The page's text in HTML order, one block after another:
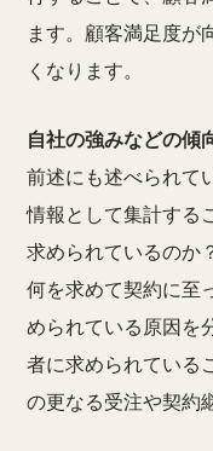
ます。顧客満足度が
くなります。
自社の強みなどの傾
前述にも述べられて
情報として集計する
求められているのか
何を求めて契約に至
められている原因を
者に求められている
の更なる受注や契約